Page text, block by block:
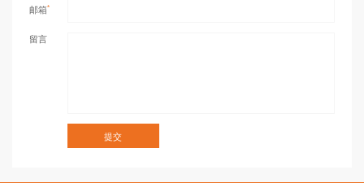
邮箱*
留言